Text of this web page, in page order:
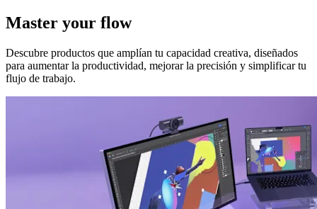
Master your flow
Descubre productos que amplían tu capacidad creativa, diseñados
para aumentar la productividad, mejorar la precisión y simplificar tu
flujo de trabajo.